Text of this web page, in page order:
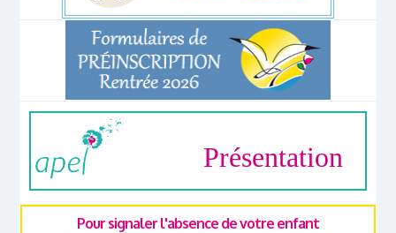
Présentation
Pour signaler l'absence de votre enfant